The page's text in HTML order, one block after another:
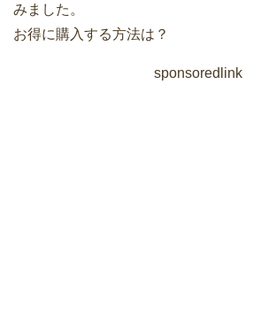
みました。
お得に購入する方法は？
sponsoredlink